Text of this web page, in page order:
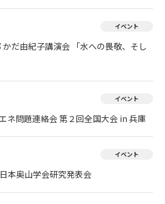
イベント
だ由紀子講演会 「水への畏敬、そし
イベント
問題連絡会 第２回全国大会 in 兵庫
イベント
本奥山学会研究発表会